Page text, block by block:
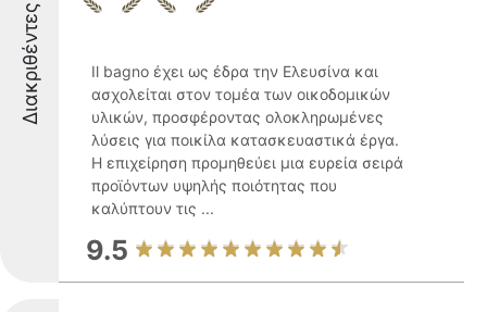
Διακριθέντες
Il bagno έχει ως έδρα την Ελευσίνα και
ασχολείται στον τομέα των οικοδομικών
υλικών, προσφέροντας ολοκληρωμένες
λύσεις για ποικίλα κατασκευαστικά έργα.
Η επιχείρηση προμηθεύει μια ευρεία σειρά
προϊόντων υψηλής ποιότητας που
καλύπτουν τις ...
9.5